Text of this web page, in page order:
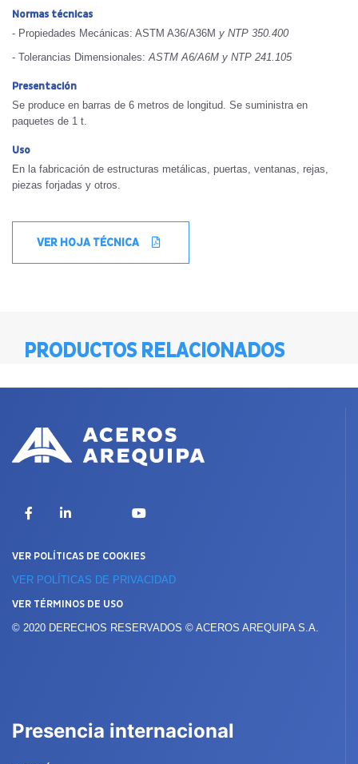
Normas técnicas
- Propiedades Mecánicas: ASTM A36/A36M y NTP 350.400
- Tolerancias Dimensionales:ASTM A6/A6M y NTP 241.105
Presentación
Se produce en barras de 6 metros de longitud. Se suministra en
paquetes de 1 t.
Uso
En la fabricación de estructuras metálicas, puertas, ventanas, rejas,
piezas forjadas y otros.
VER HOJA TÉCNICA
PRODUCTOS RELACIONADOS
FacebookLinkedIn YouTube
VER POLÍTICAS DE COOKIES
VER POLÍTICAS DE PRIVACIDAD
VER TÉRMINOS DE USO
© 2020 DERECHOS RESERVADOS © ACEROS AREQUIPA S.A.
Presencia internacional